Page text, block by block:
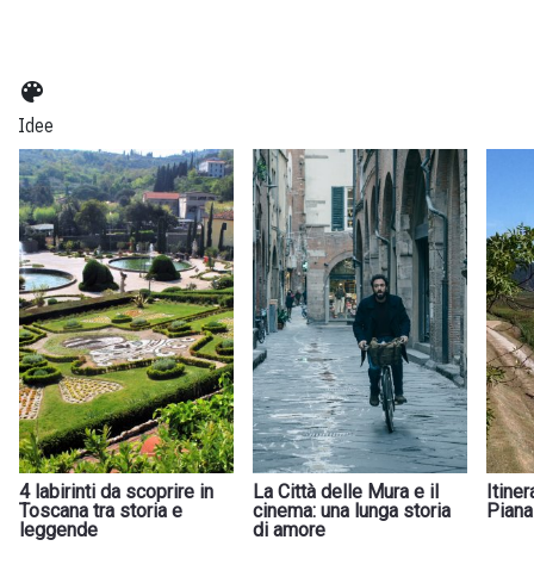
color_lens
Idee
4 labirinti da scoprire in
Toscana tra storia e
leggende
La Città delle Mura e il
cinema: una lunga storia
di amore